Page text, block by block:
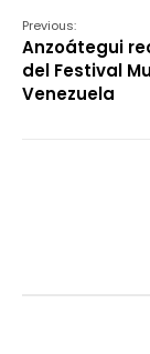
Previous:
Anzoátegui
del Festival
Venezuela